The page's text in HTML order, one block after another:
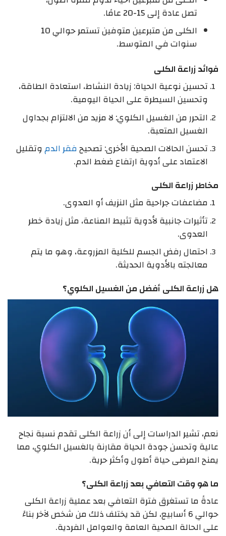
تصل عادة إلى 15-20 عامًا.
الكلى من متبرعين متوفين تستمر حوالي 10
سنوات في المتوسط.
فوائد زراعة الكلى
تحسين نوعية الحياة: زيادة النشاط، استعادة الطاقة،
وتحسين السيطرة على الحياة اليومية.
التحرر من الغسيل الكلوي: لا مزيد من الالتزام بجداول
الغسيل المتعبة.
تحسن الحالات الصحية الأخرى: تصحيحفقر الدموتقليل
الاعتماد على أدوية ارتفاع ضغط الدم.
مخاطر زراعة الكلى
مضاعفات جراحية مثل النزيف أو العدوى.
تأثيرات جانبية لأدوية تثبيط المناعة، مثل زيادة خطر
العدوى.
احتمال رفض الجسم للكلية المزروعة، وهو ما يتم
معالجته بالأدوية الحديثة.
هل زراعة الكلى أفضل من الغسيل الكلوي؟
نعم، تشير الدراسات إلى أن زراعة الكلى تقدم نسبة نجاح
عالية وتحسن جودة الحياة مقارنة بالغسيل الكلوي، مما
يمنح المرضى حياة أطول وأكثر حرية.
ما هو وقت التعافي بعد زراعة الكلى؟
عادةً ما تستغرق فترة التعافي بعد عملية زراعة الكلى
حوالي 6 أسابيع، لكن قد يختلف ذلك من شخص لآخر بناءً
على الحالة الصحية العامة والعوامل الفردية.